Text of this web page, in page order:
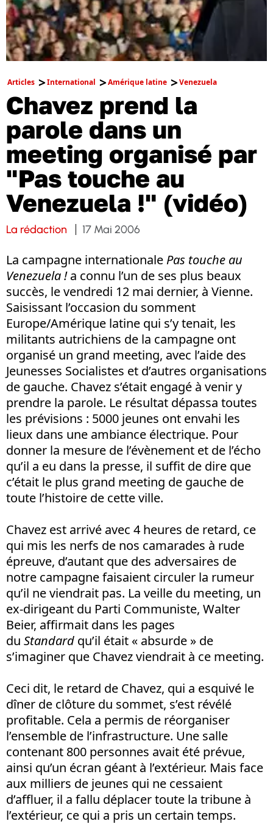
Articles International Amérique latine Venezuela
Chavez prend la
parole dans un
meeting organisé par
"Pas touche au
Venezuela !" (vidéo)
La rédaction 17 Mai 2006
La campagne internationale Pas touche au
Venezuela !a connu l’un de ses plus beaux
succès, le vendredi 12 mai dernier, à Vienne.
Saisissant l’occasion du somment
Europe/Amérique latine qui s’y tenait, les
militants autrichiens de la campagne ont
organisé un grand meeting, avec l’aide des
Jeunesses Socialistes et d’autres organisations
de gauche. Chavez s’était engagé à venir y
prendre la parole. Le résultat dépassa toutes
les prévisions : 5000 jeunes ont envahi les
lieux dans une ambiance électrique. Pour
donner la mesure de l’évènement et de l’écho
qu’il a eu dans la presse, il suffit de dire que
c’était le plus grand meeting de gauche de
toute l’histoire de cette ville.
Chavez est arrivé avec 4 heures de retard, ce
qui mis les nerfs de nos camarades à rude
épreuve, d’autant que des adversaires de
notre campagne faisaient circuler la rumeur
qu’il ne viendrait pas. La veille du meeting, un
ex-dirigeant du Parti Communiste, Walter
Beier, affirmait dans les pages
du Standard qu’il était « absurde » de
s’imaginer que Chavez viendrait à ce meeting.
Ceci dit, le retard de Chavez, qui a esquivé le
dîner de clôture du sommet, s’est révélé
profitable. Cela a permis de réorganiser
l’ensemble de l’infrastructure. Une salle
contenant 800 personnes avait été prévue,
ainsi qu’un écran géant à l’extérieur. Mais face
aux milliers de jeunes qui ne cessaient
d’affluer, il a fallu déplacer toute la tribune à
l’extérieur, ce qui a pris un certain temps.